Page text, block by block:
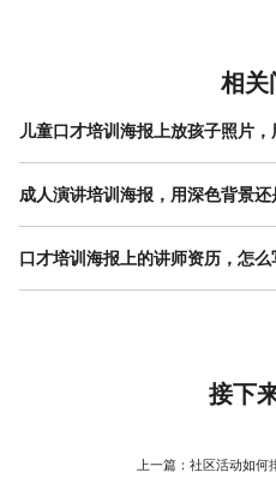
相关
儿童口才培训海报上放孩子照片
小编的建议是： 能用插画不用真
高清儿童照片涉及肖像权，哪怕
和我家娃不一样”的代入偏差。最
成人演讲培训海报，用深色背景
看渠道。 线上传播选浅色，线下
齐，浅色背景（米白、浅灰、雾霾
口才培训海报上的讲师资历，怎
量化比头衔管用，具象比抽象可
果你是新机构、新老师，实在没
具体问题 ——比如“帮助不敢开会
接下
上一篇： 社区活动如何